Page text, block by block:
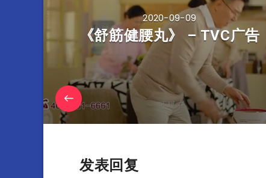
2020-09-09
《舒筋健腰丸》 – TVC广告
发表回复